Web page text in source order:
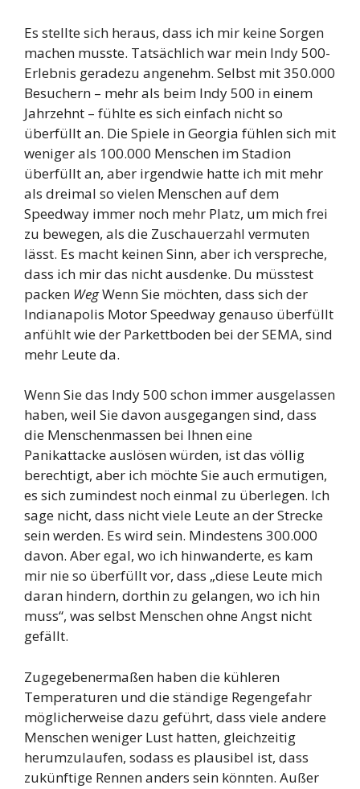
Es stellte sich heraus, dass ich mir keine Sorgen
machen musste. Tatsächlich war mein Indy 500-
Erlebnis geradezu angenehm. Selbst mit 350.000
Besuchern – mehr als beim Indy 500 in einem
Jahrzehnt – fühlte es sich einfach nicht so
überfüllt an. Die Spiele in Georgia fühlen sich mit
weniger als 100.000 Menschen im Stadion
überfüllt an, aber irgendwie hatte ich mit mehr
als dreimal so vielen Menschen auf dem
Speedway immer noch mehr Platz, um mich frei
zu bewegen, als die Zuschauerzahl vermuten
lässt. Es macht keinen Sinn, aber ich verspreche,
dass ich mir das nicht ausdenke. Du müsstest
packen WegWenn Sie möchten, dass sich der
Indianapolis Motor Speedway genauso überfüllt
anfühlt wie der Parkettboden bei der SEMA, sind
mehr Leute da.
Wenn Sie das Indy 500 schon immer ausgelassen
haben, weil Sie davon ausgegangen sind, dass
die Menschenmassen bei Ihnen eine
Panikattacke auslösen würden, ist das völlig
berechtigt, aber ich möchte Sie auch ermutigen,
es sich zumindest noch einmal zu überlegen. Ich
sage nicht, dass nicht viele Leute an der Strecke
sein werden. Es wird sein. Mindestens 300.000
davon. Aber egal, wo ich hinwanderte, es kam
mir nie so überfüllt vor, dass „diese Leute mich
daran hindern, dorthin zu gelangen, wo ich hin
muss“, was selbst Menschen ohne Angst nicht
gefällt.
Zugegebenermaßen haben die kühleren
Temperaturen und die ständige Regengefahr
möglicherweise dazu geführt, dass viele andere
Menschen weniger Lust hatten, gleichzeitig
herumzulaufen, sodass es plausibel ist, dass
zukünftige Rennen anders sein könnten. Außer